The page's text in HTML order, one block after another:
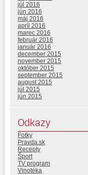
júl 2016
jún 2016
máj 2016
apríl 2016
marec 2016
február 2016
január 2016
december 2015
november 2015
október 2015
september 2015
august 2015
júl 2015
jún 2015
Odkazy
Fotky
Pravda.sk
Recepty
Šport
TV program
Vinotéka